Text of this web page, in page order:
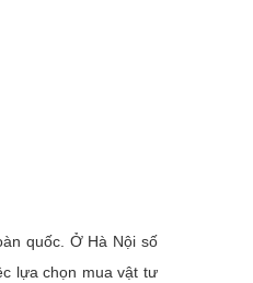
quốc. Ở Hà Nội số
lựa chọn mua vật tư